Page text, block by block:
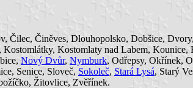
Čilec, Činěves, Dlouhopolsko, Dobšice,
, Kostomlátky, Kostomlaty nad Labem, Kounice,
Nový Dvůr, Nymburk, Odřepsy, Okřínek,
Senice, Sloveč, Sokoleč, Stará Lysá, Starý
Žitovlice, Zvěřínek.